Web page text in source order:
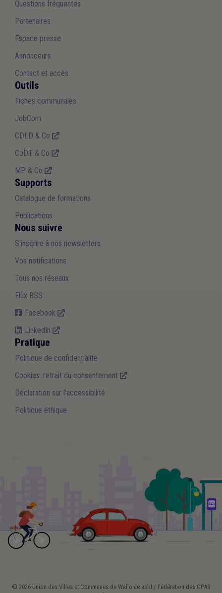
Questions fréquentes
Partenaires
Espace presse
Annonceurs
Contact et accès
Outils
Fiches communales
JobCom
CDLD & Co
CoDT & Co
MP & Co
Supports
Catalogue de formations
Publications
Nous suivre
S'inscrire à nos newsletters
Vos notifications
Tous nos réseaux
Flux RSS
Facebook
LinkedIn
Pratique
Politique de confidentialité
Cookies: retrait du consentement
Déclaration sur l'accessibilité
Politique éthique
© 2026 Union des Villes et Communes de Wallonie asbl / Fédération des CPAS